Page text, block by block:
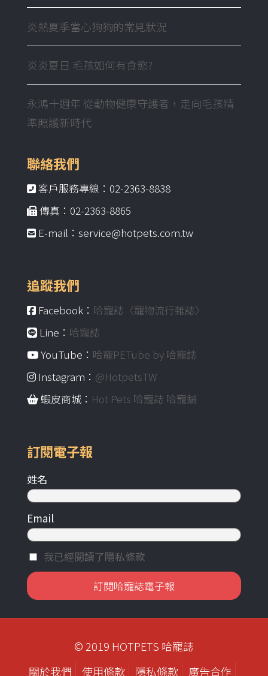
炎熱夏季當心狗狗的常見狀況
炎炎夏日 毛孩如何有食慾?
永鴻十週年 從動物健康守護者，走向毛孩精
準照護新時代
聯絡我們
客戶服務專線：02-2363-8838
傳真：02-2363-8865
E-mail：service@hotpets.com.tw
追蹤我們
Facebook： 哈寵誌〈寵物流行雜誌〉
Line： 哈寵誌
YouTube： 哈寵PETube by 哈寵誌
Instagram： @HotpetsTW
蝦皮商城： Hot Pets 哈寵誌 哈寵舖
訂閱電子報
姓名
Email
我已經閱讀了隱私條款
© 2019 HOTPETS 哈寵誌
關於我們
使用條款 隱私條款 廣告合作